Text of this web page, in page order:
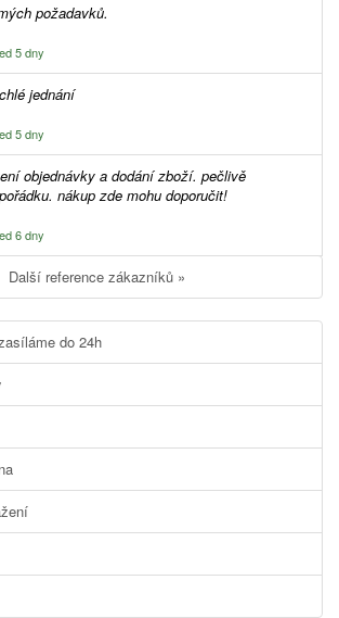
požadavků.
5 dny
jednání
5 dny
nákup zde mohu doporučit!
6 dny
Další reference zákazníků »
do 24h